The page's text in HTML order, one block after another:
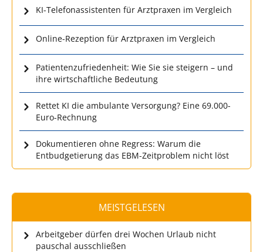
KI-Telefonassistenten für Arztpraxen im Vergleich
Online-Rezeption für Arztpraxen im Vergleich
Patientenzufriedenheit: Wie Sie sie steigern – und
ihre wirtschaftliche Bedeutung
Rettet KI die ambulante Versorgung? Eine 69.000-
Euro-Rechnung
Dokumentieren ohne Regress: Warum die
Entbudgetierung das EBM-Zeitproblem nicht löst
MEISTGELESEN
Arbeitgeber dürfen drei Wochen Urlaub nicht
pauschal ausschließen